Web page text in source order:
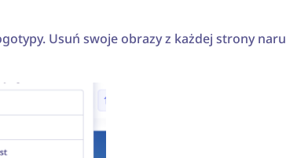
Usuń swoje obrazy z każdej strony